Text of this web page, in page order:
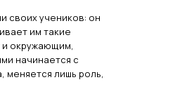
своих учеников: он
им такие
и окружающим,
начинается с
меняется лишь роль,